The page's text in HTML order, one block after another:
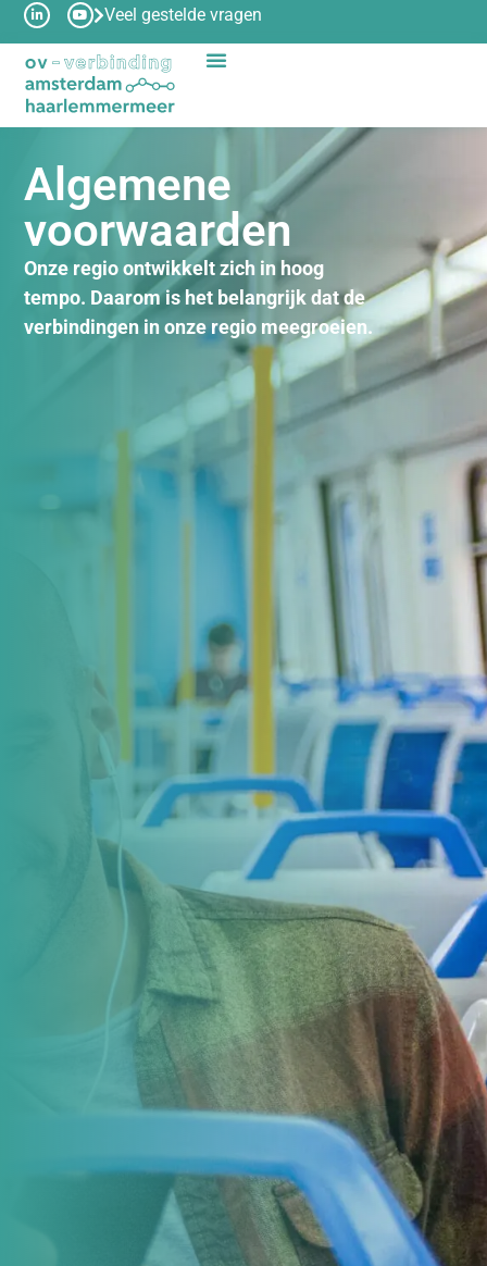
Veel gestelde vragen
Algemene
voorwaarden
Onze regio ontwikkelt zich in hoog
tempo. Daarom is het belangrijk dat de
verbindingen in onze regio meegroeien.